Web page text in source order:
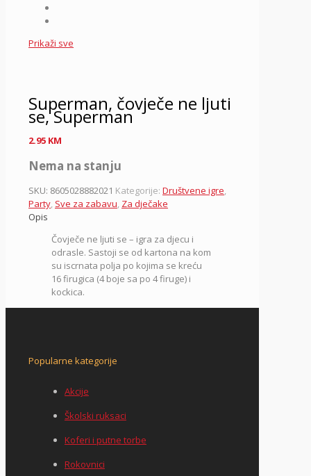
Prikaži sve
Superman, čovječe ne ljuti
se, Superman
2.95 KM
Nema na stanju
SKU: 8605028882021 Kategorije: Društvene igre,
Party, Sve za zabavu, Za dječake
Opis
Čovječe ne ljuti se – igra za djecu i
odrasle. Sastoji se od kartona na kom
su iscrnata polja po kojima se kreću
16 firugica (4 boje sa po 4 firuge) i
kockica.
Popularne kategorije
Akcije
Školski ruksaci
Koferi i putne torbe
Rokovnici